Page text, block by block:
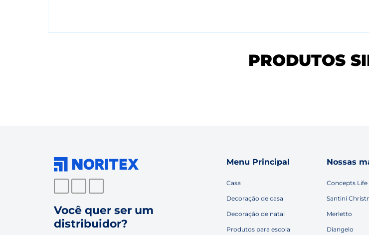
PRODUTOS
Você quer ser um
distribuidor?
Menu Principal
Casa
Decoração de casa
Decoração de natal
Produtos para escola
Nossas
Concepts Life
Santini
Merletto
Diangelo